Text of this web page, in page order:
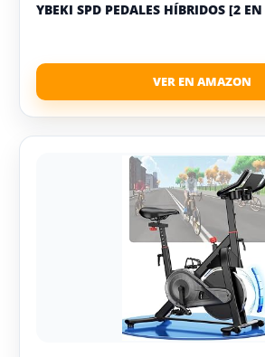
YBEKI SPD PEDALES HÍBRIDOS [2